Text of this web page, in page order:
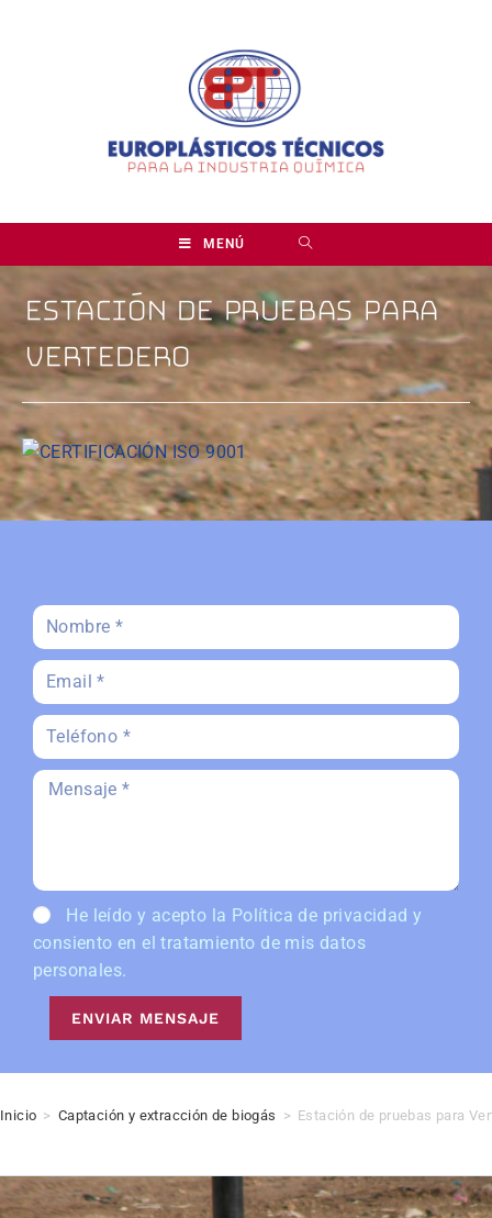
MENÚ
ESTACIÓN DE PRUEBAS PARA
VERTEDERO
He leído y acepto la Política de privacidad y
consiento en el tratamiento de mis datos
personales.
ENVIAR MENSAJE
Inicio > Captación y extracción de biogás > Estación de pruebas para